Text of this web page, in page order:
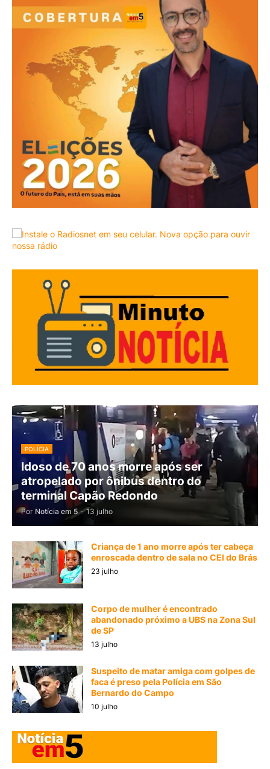
POLÍCIA
Idoso de 70 anos morre após ser
atropelado por ônibus dentro do
terminal Capão Redondo
Por Notícia em 5 - 13 julho
Criança de 1 ano morre após ter cabeça
enroscada dentro de sala no CEI do Brás
23 julho
Corpo de mulher é encontrado
abandonado próximo a UBS na Zona Sul
de SP
13 julho
Suspeito de matar amiga com golpes de
faca é preso pela Polícia em São
Bernardo do Campo
10 julho